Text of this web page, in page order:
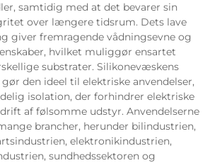
samtidig med at det bevarer sin
over længere tidsrum. Dets lave
giver fremragende vådningsevne og
hvilket muliggør ensartet
substrater. Silikonevæskens
den ideel til elektriske anvendelser,
isolation, der forhindrer elektriske
af følsomme udstyr. Anvendelserne
brancher, herunder bilindustrien,
elektronikindustrien,
sundhedssektoren og